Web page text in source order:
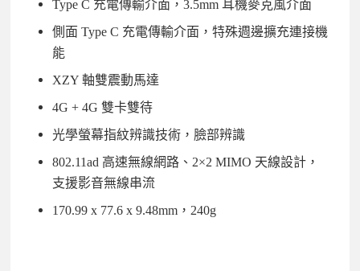
Type C 充電傳輸介面，3.5mm 耳機麥克風介面
側面 Type C 充電傳輸介面，特殊週邊擴充連接機
能
XZY 軸雙震動馬達
4G + 4G 雙卡雙待
光學螢幕指紋辨識技術，臉部辨識
802.11ad 高速無線網路、2×2 MIMO 天線設計，
支援影音無線串流
170.99 x 77.6 x 9.48mm，240g